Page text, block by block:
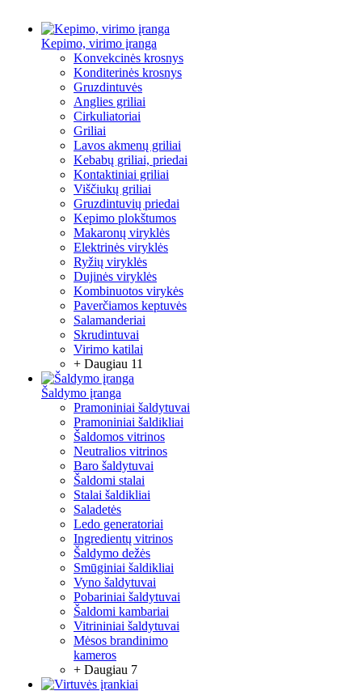
Kepimo, virimo įranga
Konvekcinės krosnys
Konditerinės krosnys
Gruzdintuvės
Anglies griliai
Cirkuliatoriai
Griliai
Lavos akmenų griliai
Kebabų griliai, priedai
Kontaktiniai griliai
Viščiukų griliai
Gruzdintuvių priedai
Kepimo plokštumos
Makaronų viryklės
Elektrinės viryklės
Ryžių viryklės
Dujinės viryklės
Kombinuotos virykės
Paverčiamos keptuvės
Salamanderiai
Skrudintuvai
Virimo katilai
+ Daugiau 11
Šaldymo įranga
Pramoniniai šaldytuvai
Pramoniniai šaldikliai
Šaldomos vitrinos
Neutralios vitrinos
Baro šaldytuvai
Šaldomi stalai
Stalai šaldikliai
Saladetės
Ledo generatoriai
Ingredientų vitrinos
Šaldymo dežės
Smūginiai šaldikliai
Vyno šaldytuvai
Pobariniai šaldytuvai
Šaldomi kambariai
Vitrininiai šaldytuvai
Mėsos brandinimo
kameros
+ Daugiau 7